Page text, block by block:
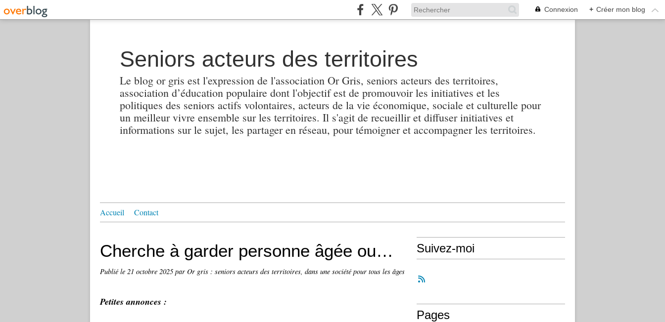
Connexion + Créer mon blog
Seniors acteurs des territoires
Le blog or gris est l'expression de l'association Or Gris, seniors acteurs des territoires,
association d’éducation populaire dont l'objectif est de promouvoir les initiatives et les
politiques des seniors actifs volontaires, acteurs de la vie économique, sociale et culturelle pour
un meilleur vivre ensemble sur les territoires. Il s'agit de recueillir et diffuser initiatives et
informations sur le sujet, les partager en réseau, pour témoigner et accompagner les territoires.
Accueil Contact
Cherche à garder personne âgée ou…
Publié le 21 octobre 2025 par Or gris : seniors acteurs des territoires, dans une société pour tous les âges
Petites annonces :
Suivez-moi
Pages